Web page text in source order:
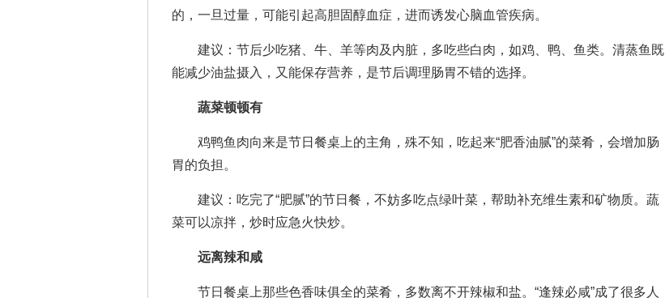
的，一旦过量，可能引起高胆固醇血症，进而诱发心脑血管疾病。
建议：节后少吃猪、牛、羊等肉及内脏，多吃些白肉，如鸡、鸭、鱼类。清蒸鱼既
能减少油盐摄入，又能保存营养，是节后调理肠胃不错的选择。
蔬菜顿顿有
鸡鸭鱼肉向来是节日餐桌上的主角，殊不知，吃起来“肥香油腻”的菜肴，会增加肠
胃的负担。
建议：吃完了“肥腻”的节日餐，不妨多吃点绿叶菜，帮助补充维生素和矿物质。蔬
菜可以凉拌，炒时应急火快炒。
远离辣和咸
节日餐桌上那些色香味俱全的菜肴，多数离不开辣椒和盐。“逢辣必咸”成了很多人